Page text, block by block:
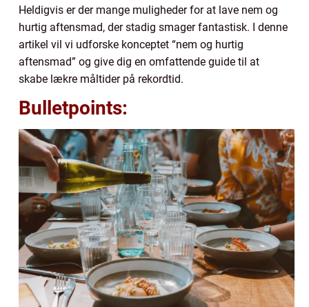
Heldigvis er der mange muligheder for at lave nem og
hurtig aftensmad, der stadig smager fantastisk. I denne
artikel vil vi udforske konceptet “nem og hurtig
aftensmad” og give dig en omfattende guide til at
skabe lækre måltider på rekordtid.
Bulletpoints: